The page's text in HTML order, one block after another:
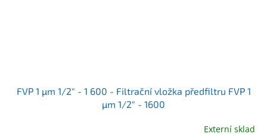
FVP 1 µm 1/2" - 1 600 - Filtrační vložka předfiltru FVP 1
µm 1/2" - 1600
Externí sklad